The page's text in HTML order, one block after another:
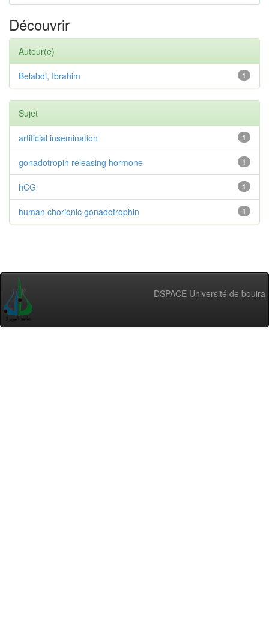
Découvrir
Auteur(e)
1
Belabdi, Ibrahim
Sujet
1
artificial insemination
1
gonadotropin releasing hormone
1
hCG
1
human chorionic gonadotrophin
DSPACE Université de bouira